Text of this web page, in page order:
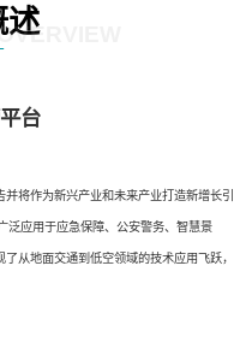
述
台
将作为新兴产业和未来产业打造新增长引
泛应用于应急保障、公安警务、智慧景
从地面交通到低空领域的技术应用飞跃，